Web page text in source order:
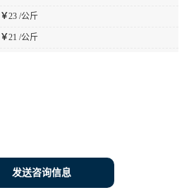
￥23 /公斤
￥21 /公斤
发送咨询信息